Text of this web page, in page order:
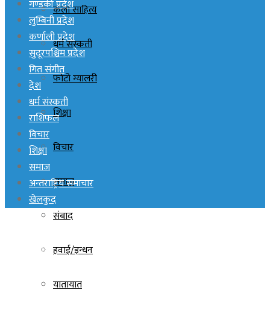
कला साहित्य
धर्म संस्कती
फोटो ग्यालरी
शिक्षा
विचार
समाज
संबाद
हवाई/इन्धन
यातायात
गण्डकी प्रदेश
लुम्बिनी प्रदेश
कर्णाली प्रदेश
सुदूरपश्चिम प्रदेश
गित संगीत
देश
धर्म संस्कती
राशिफल
विचार
शिक्षा
समाज
अन्तराष्ट्रिय समाचार
खेलकुद